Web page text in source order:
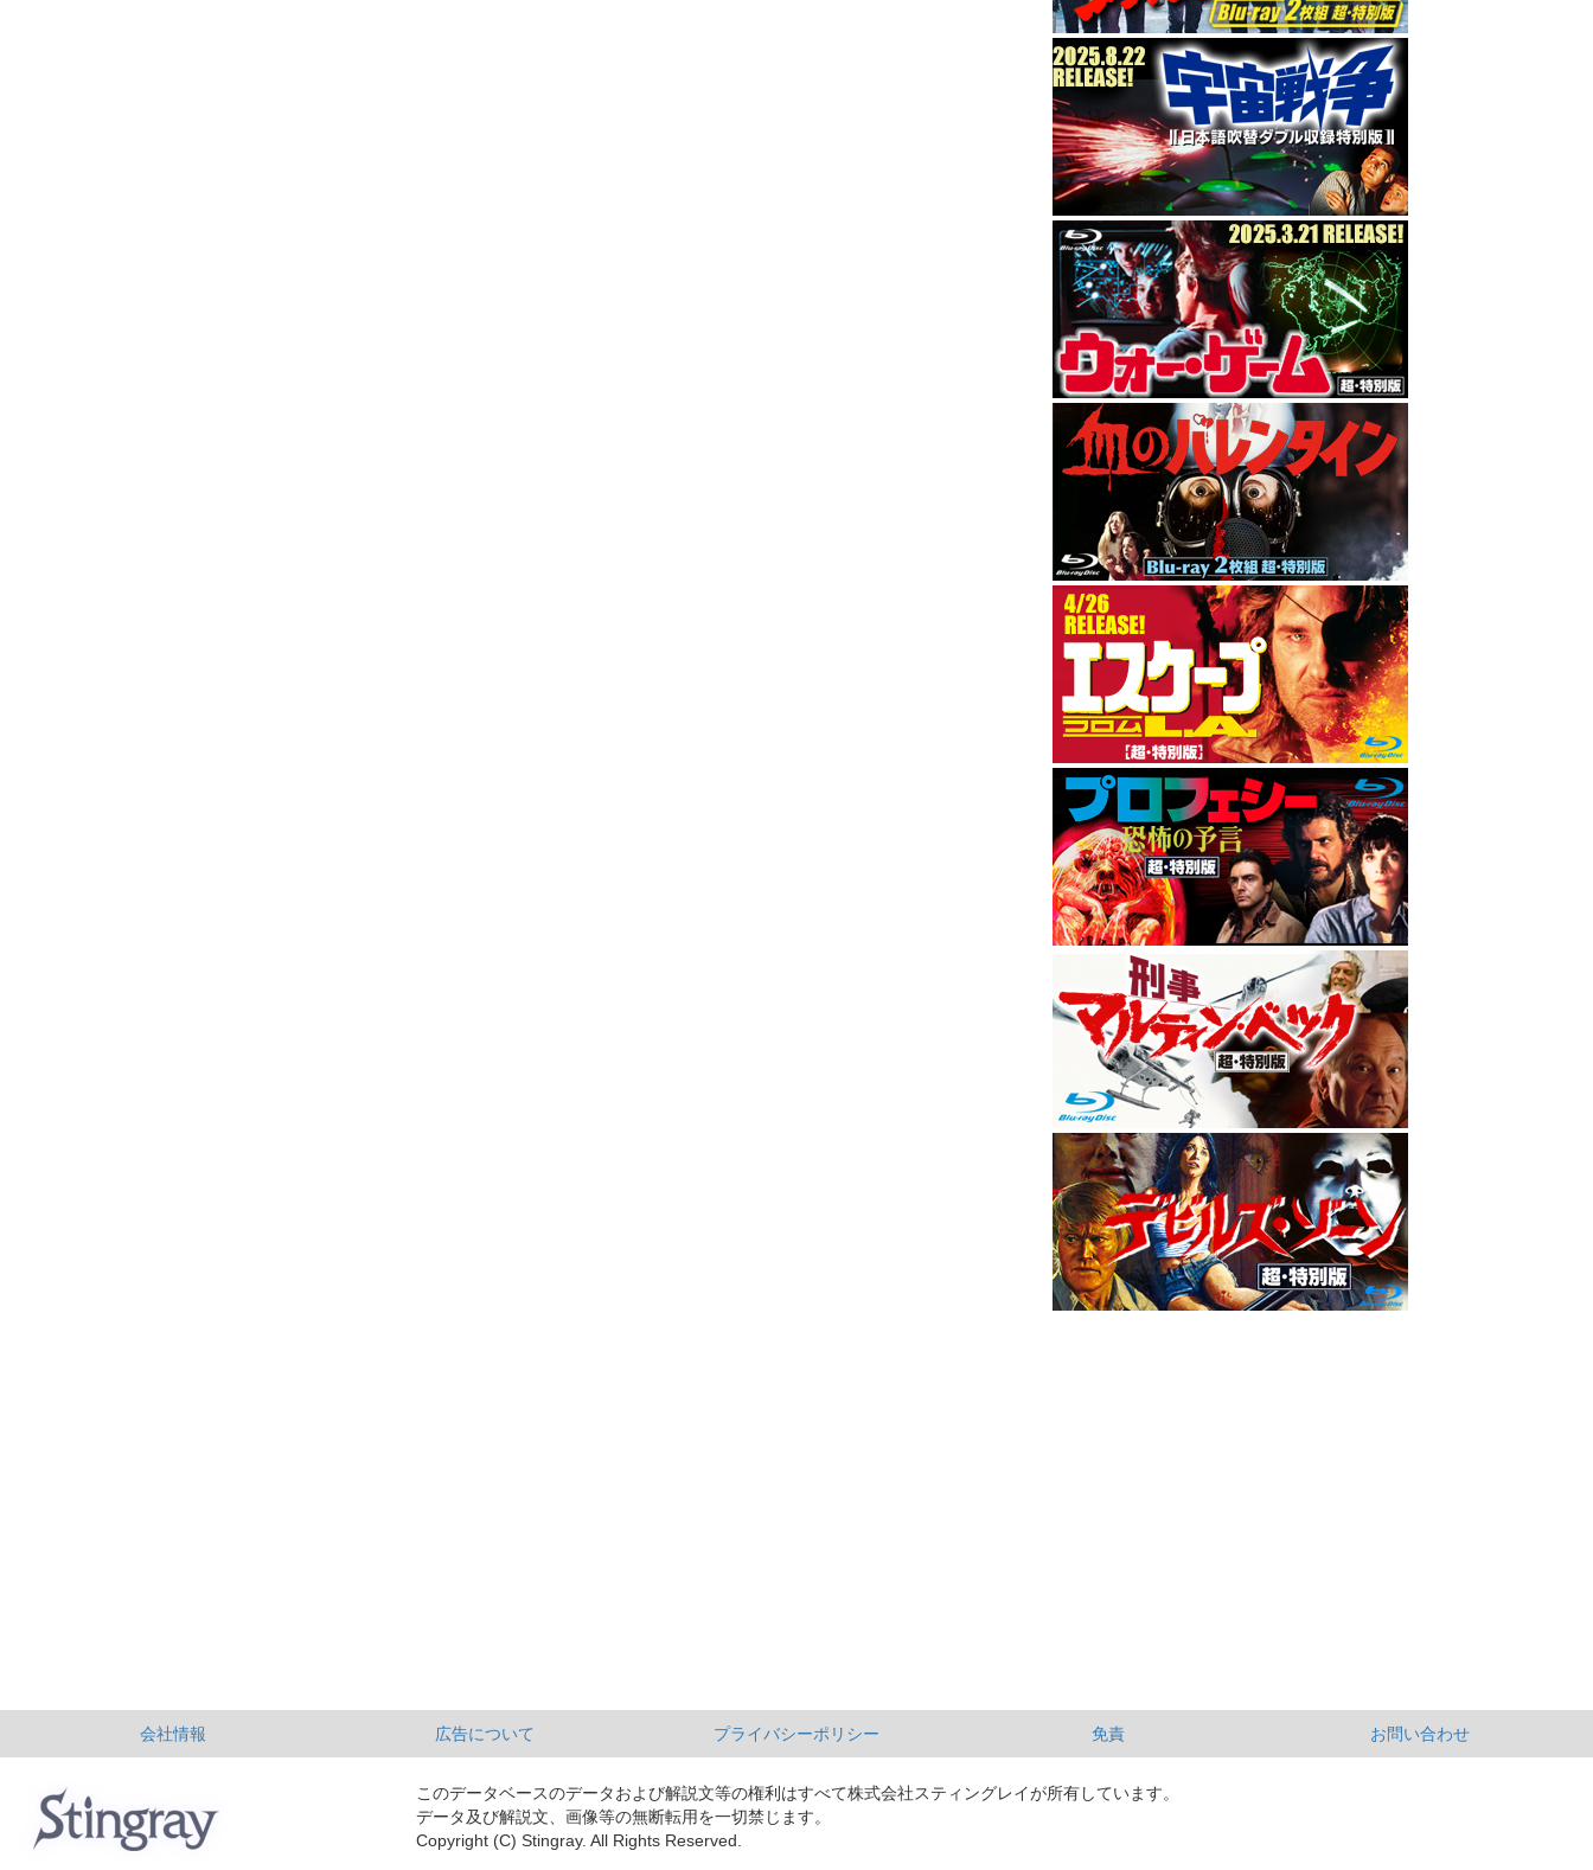
会社情報 広告について プライバシーポリシー 免責 お問い合わせ
このデータベースのデータおよび解説文等の権利はすべて株式会社スティングレイが所有しています。
データ及び解説文、画像等の無断転用を一切禁じます。
Copyright (C) Stingray. All Rights Reserved.